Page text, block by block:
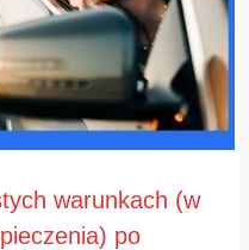
warunkach (w
po